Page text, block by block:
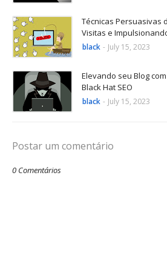
Técnicas Persuasivas
Visitas e
black - July 15, 2023
Elevando seu Blog
Black Hat SEO
black - July 15, 2023
Postar um comentário
0 Comentários